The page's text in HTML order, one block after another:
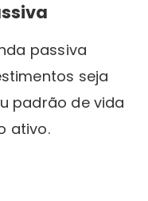
passiva
seja
padrão de vida
ativo.